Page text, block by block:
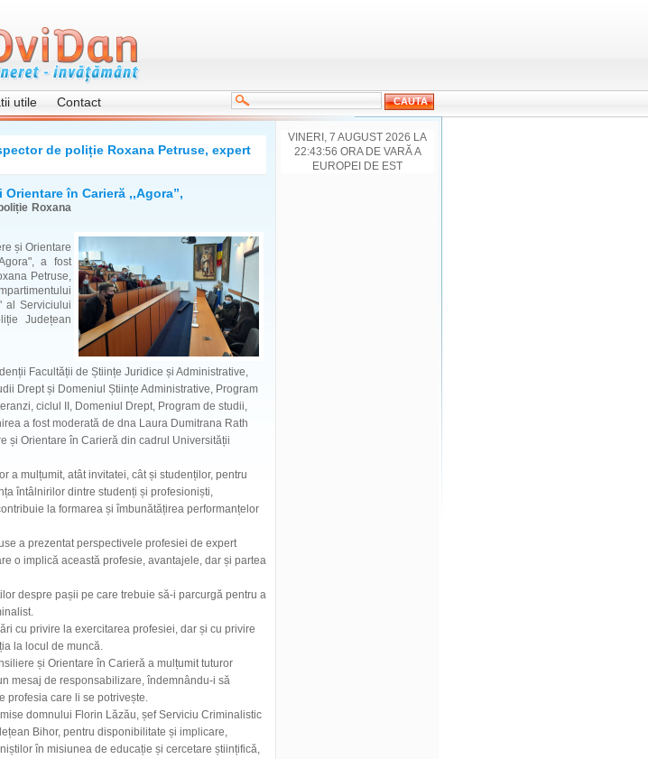
utile Contact
de poliție Roxana Petruse, expert
în Carieră ,,Agora”,
Roxana
și Orientare
a fost
Petruse,
al Serviciului
Județean
Facultății de Științe Juridice și Administrative,
Drept și Domeniul Științe Administrative, Program
ciclul II, Domeniul Drept, Program de studii,
a fost moderată de dna Laura Dumitrana Rath
și Orientare în Carieră din cadrul Universității
a mulțumit, atât invitatei, cât și studenților, pentru
întâlnirilor dintre studenți și profesioniști,
la formarea și îmbunătățirea performanțelor
a prezentat perspectivele profesiei de expert
o implică această profesie, avantajele, dar și partea
despre pașii pe care trebuie să-i parcurgă pentru a
cu privire la exercitarea profesiei, dar și cu privire
la locul de muncă.
și Orientare în Carieră a mulțumit tuturor
mesaj de responsabilizare, îndemnându-i să
profesia care li se potrivește.
domnului Florin Lăzău, șef Serviciu Criminalistic
Bihor, pentru disponibilitate și implicare,
în misiunea de educație și cercetare științifică,
VINERI, 7 AUGUST 2026 LA
22:43:56 ORA DE VARĂ A
EUROPEI DE EST